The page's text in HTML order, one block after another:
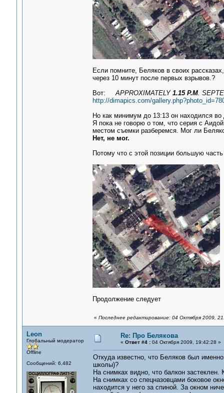
Если помните, Беляков в своих
через 10 минут после первых взрывов.?
Вот:APPROXIMATELY 1.15 P.M.
http://dimapics.com/
Но как минимум до 13:13 он находился
Я пока не говорю о том, что серия с
местом съемки разберемся. Мог ли
Нет, не мог.
Потому что с этой позиции большую
Продолжение следует
« Последнее редактирование: 04 Октября 2009,
Leon
Глобальный модератор
Offline
Сообщений: 6,482
Re: Про Белякова
« Ответ #4 :04 Октября 2009, 19:42:28 »
Откуда известно, что Беляков был
школы)?
На снимках видно, что балкон
На снимках со спецназовцами боковое
находится у него за спиной. За окном